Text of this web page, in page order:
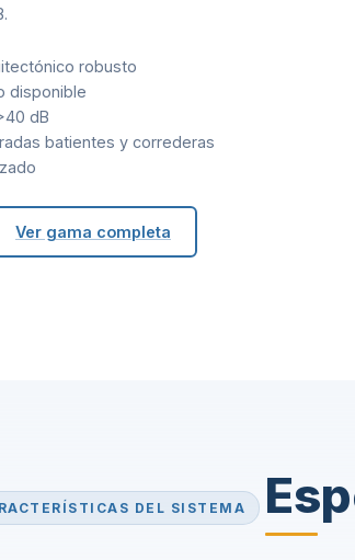
robusto
disponible
dB
batientes y correderas
Ver gama completa
DEL SISTEMA